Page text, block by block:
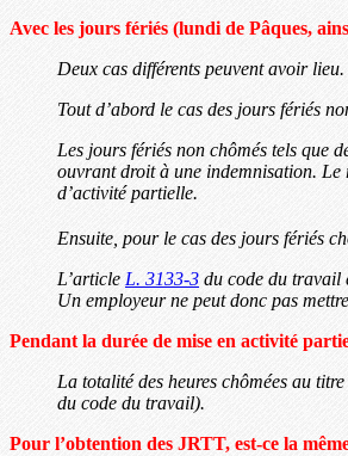
Avec les jours fériés (lundi de Pâques,
Deux cas différents peuvent avoir lieu.
Tout d’abord le cas des jours fériés
Les jours fériés non chômés tels que
ouvrant droit à une indemnisation. Le
d’activité partielle.
Ensuite, pour le cas des jours fériés
L’articleL. 3133-3 du code du travail
Un employeur ne peut donc pas
Pendant la durée de mise en activité
La totalité des heures chômées au
du code du travail).
Pour l’obtention des JRTT, est-ce la